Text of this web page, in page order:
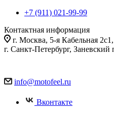
+7 (911) 021-99-99
Контактная информация
г. Москва, 5-я Кабельная
г. Санкт-Петербург,
info@motofeel.ru
Вконтакте